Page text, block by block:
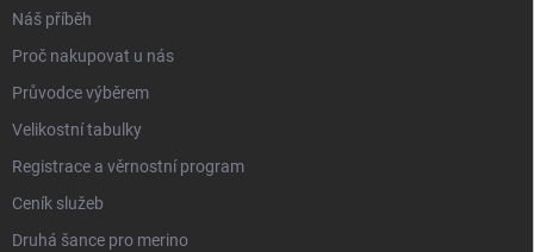
Náš příběh
Proč nakupovat u nás
Průvodce výběrem
Velikostní tabulky
Registrace a věrnostní program
Ceník služeb
Druhá šance pro merino